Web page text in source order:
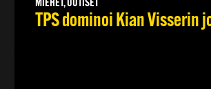
MIEHET, UUTISET
TPS dominoi Kian Visserin